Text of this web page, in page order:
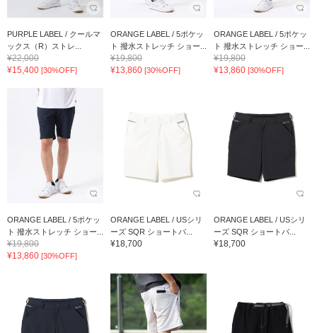
PURPLE LABEL / クールマ
ックス（R）ストレ...
¥22,000
¥15,400 [30%OFF]
ORANGE LABEL / 5ポケッ
ト 撥水ストレッチ ショー...
¥19,800
¥13,860 [30%OFF]
ORANGE LABEL / 5ポケッ
ト 撥水ストレッチ ショー...
¥19,800
¥13,860 [30%OFF]
ORANGE LABEL / 5ポケッ
ト 撥水ストレッチ ショー...
¥19,800
¥13,860 [30%OFF]
ORANGE LABEL / USシリ
ーズ SQR ショートパ...
¥18,700
ORANGE LABEL / USシリ
ーズ SQR ショートパ...
¥18,700